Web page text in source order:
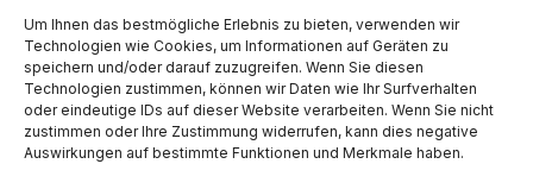
Um Ihnen das bestmögliche Erlebnis zu bieten, verwenden wir
Technologien wie Cookies, um Informationen auf Geräten zu
speichern und/oder darauf zuzugreifen. Wenn Sie diesen
Technologien zustimmen, können wir Daten wie Ihr Surfverhalten
oder eindeutige IDs auf dieser Website verarbeiten. Wenn Sie nicht
zustimmen oder Ihre Zustimmung widerrufen, kann dies negative
Auswirkungen auf bestimmte Funktionen und Merkmale haben.
CH - 2732 Reconvilier
+41 (0)32 481 15 14
info@pomtava.com